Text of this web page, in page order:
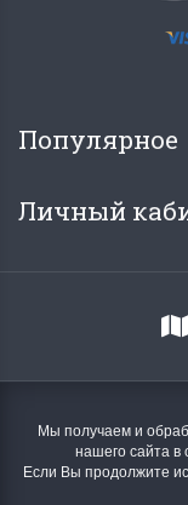
Популярное
Личный
Мы получаем и
нашего сайта в
Если Вы продолжите